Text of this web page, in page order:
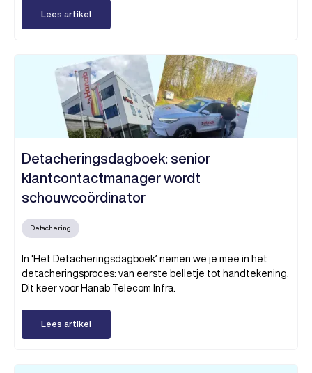
Lees artikel
Detacheringsdagboek: senior
klantcontactmanager wordt
schouwcoördinator
Detachering
In ‘Het Detacheringsdagboek’ nemen we je mee in het
detacheringsproces: van eerste belletje tot handtekening.
Dit keer voor Hanab Telecom Infra.
Lees artikel